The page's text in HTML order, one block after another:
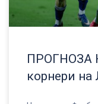
ПРОГНОЗА
корнери на